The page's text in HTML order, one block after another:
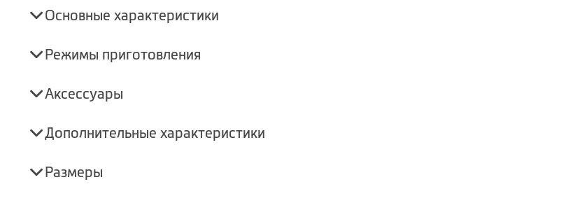
Основные характеристики
Режимы приготовления
Аксессуары
Дополнительные характеристики
Размеры